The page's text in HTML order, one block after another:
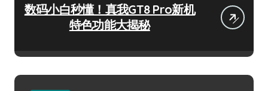
数码小白秒懂！真我GT8 Pro新机
特色功能大揭秘